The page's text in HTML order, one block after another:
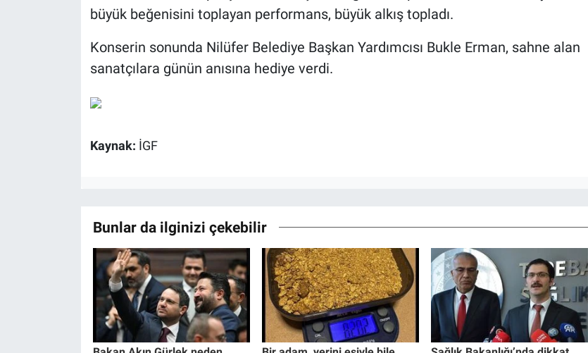
büyük beğenisini toplayan performans, büyük alkış topladı.
Konserin sonunda Nilüfer Belediye Başkan Yardımcısı Bukle Erman, sahne alan
sanatçılara günün anısına hediye verdi.
Kaynak: İGF
Bunlar da ilginizi çekebilir